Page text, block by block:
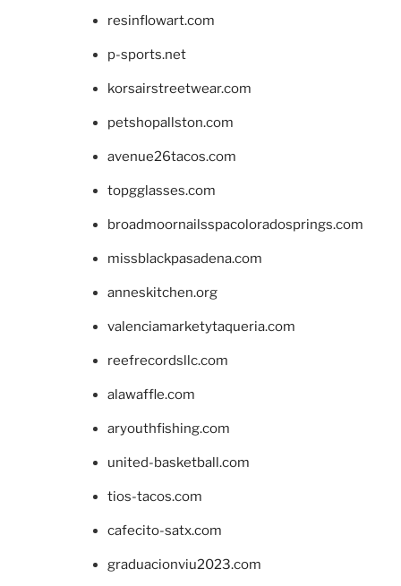
resinflowart.com
p-sports.net
korsairstreetwear.com
petshopallston.com
avenue26tacos.com
topgglasses.com
broadmoornailsspacoloradosprings.com
missblackpasadena.com
anneskitchen.org
valenciamarketytaqueria.com
reefrecordsllc.com
alawaffle.com
aryouthfishing.com
united-basketball.com
tios-tacos.com
cafecito-satx.com
graduacionviu2023.com